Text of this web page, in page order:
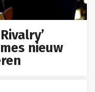
nieuw